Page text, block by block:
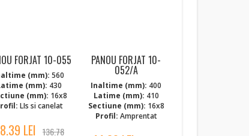
FORJAT 10-055
(mm): 560
(mm): 430
(mm): 16x8
LIs si canelat
LEI 136.78
PANOU FORJAT 10-
052/A
Inaltime (mm): 400
Latime (mm): 410
Sectiune (mm): 16x8
Profil: Amprentat